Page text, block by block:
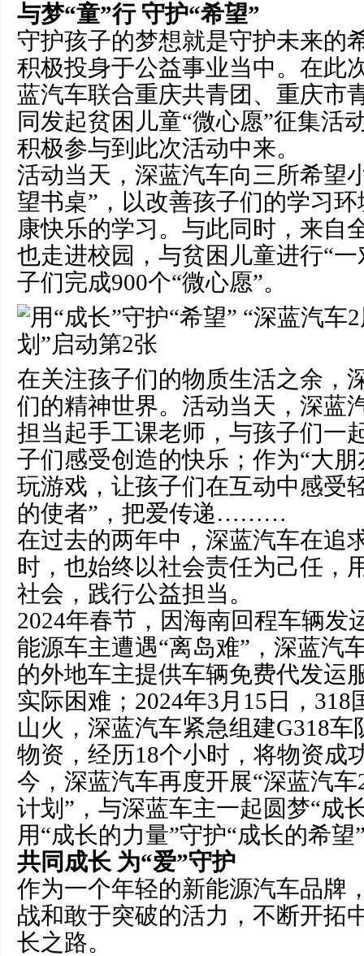
与梦“童”行 守护“希望”
守护孩子的梦想就是守护未来的
积极投身于公益事业当中。在此
蓝汽车联合重庆共青团、重庆市
同发起贫困儿童“微心愿”征集活
积极参与到此次活动中来。
活动当天，深蓝汽车向三所希望
望书桌”，以改善孩子们的学习环
康快乐的学习 。与此同时，来自
也走进校园，与贫困儿童进行“
子们完成900个“微心愿”。
在关注孩子们的物质生活之余，
们的精神世界。活动当天，深蓝
担当起手工课老师，与孩子们一
子们感受创造的快乐；作为“大
玩游戏，让孩子们在互动中感受
的使者”，把爱传递………
在过去的两年中，深蓝汽车在追
时，也始终以社会责任为己任，
社会，践行公益担当。
2024年春节，因海南回程车辆发
能源车主遭遇“离岛难”，深蓝汽
的外地车主提供车辆免费代发运
实际困难；2024年3月15日，
山火，深蓝汽车紧急组建G318
物资，经历18个小时，将物资成
今，深蓝汽车再度开展“深蓝汽
计划”，与深蓝车主一起圆梦“成
用“成长的力量”守护“成长的希望
共同成长 为“爱”守护
作为一个年轻的新能源汽车品牌
战和敢于突破的活力，不断开拓
长之路。